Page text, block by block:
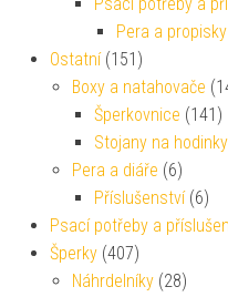
Psací potřeby a
Pera a propisky
Ostatní (151)
Boxy a natahovače
Šperkovnice (141)
Stojany na hodinky
Pera a diáře (6)
Příslušenství (6)
Psací potřeby a
Šperky (407)
Náhrdelníky (28)